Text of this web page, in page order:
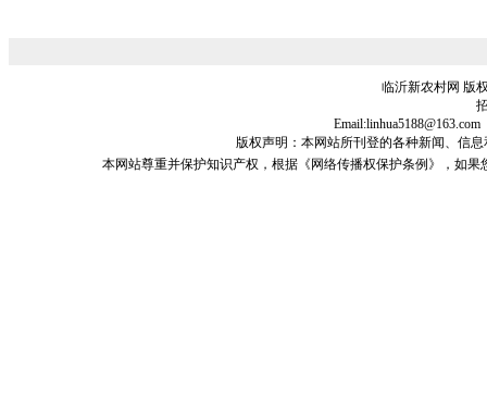
临沂新农村网 版
版权声明：本网站所刊登的各种新闻、信息
本网站尊重并保护知识产权，根据《网络传播权保护条例》，如